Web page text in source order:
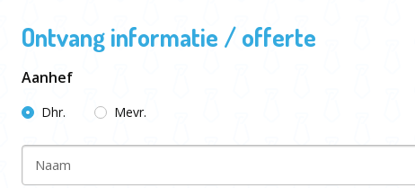
Ontvang informatie / offerte
Aanhef
Dhr. Mevr.
Naam